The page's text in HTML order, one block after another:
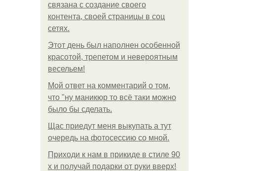
связана с создание своего
контента, своей страницы в соц
сетях.
Этот день был наполнен особенной
красотой, трепетом и невероятным
весельем!
Мой ответ на комментарий о том,
что "ну маникюр то всё таки можно
было бы сделать.
Щас приедут меня выкупать а тут
очередь на фотосессию со мной.
Приходи к нам в прикиде в стиле 90
х и получай подарки от руки вверх!